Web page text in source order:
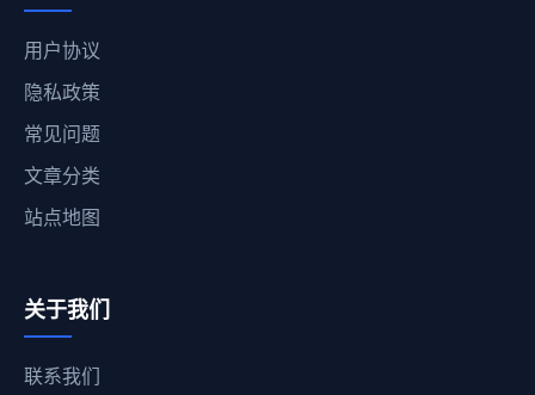
用户协议
隐私政策
常见问题
文章分类
站点地图
关于我们
联系我们